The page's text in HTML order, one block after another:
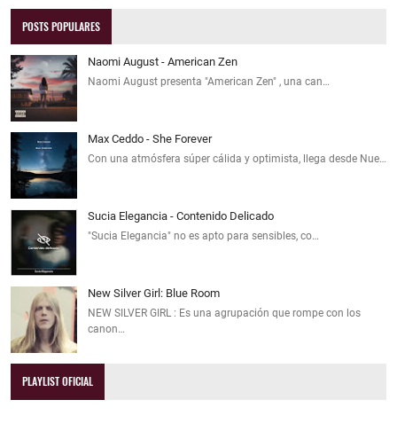
POSTS POPULARES
Naomi August - American Zen
Naomi August presenta "American Zen" , una can…
Max Ceddo - She Forever
Con una atmósfera súper cálida y optimista, llega desde Nue…
Sucia Elegancia - Contenido Delicado
"Sucia Elegancia" no es apto para sensibles, co…
New Silver Girl: Blue Room
NEW SILVER GIRL : Es una agrupación que rompe con los
canon…
PLAYLIST OFICIAL